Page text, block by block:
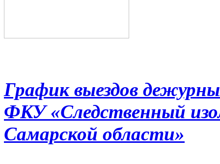
График выездов
ФКУ «Следственный
Самарской области»